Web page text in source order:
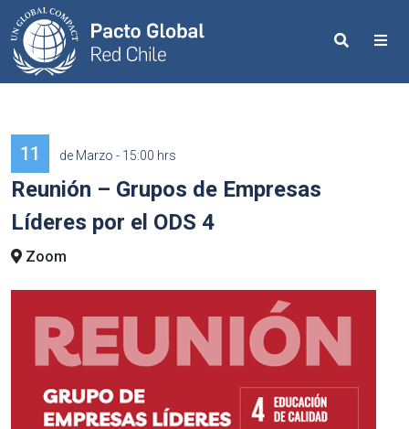
Search
11 de Marzo - 15:00 hrs
Reunión – Grupos de Empresas
Líderes por el ODS 4
Zoom